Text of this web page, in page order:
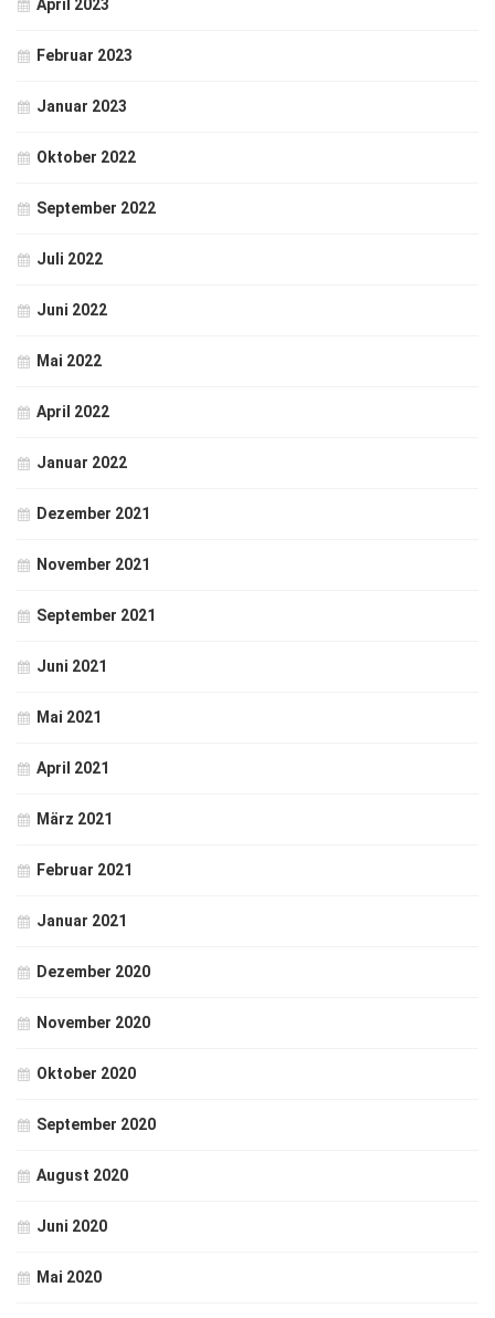
April 2023
Februar 2023
Januar 2023
Oktober 2022
September 2022
Juli 2022
Juni 2022
Mai 2022
April 2022
Januar 2022
Dezember 2021
November 2021
September 2021
Juni 2021
Mai 2021
April 2021
März 2021
Februar 2021
Januar 2021
Dezember 2020
November 2020
Oktober 2020
September 2020
August 2020
Juni 2020
Mai 2020